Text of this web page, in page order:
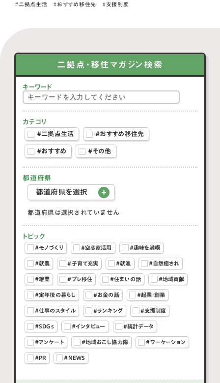
二拠点生活 おすすめ移住先 支援制度
二拠点・移住マガジン検索
キーワード
カテゴリ
#二拠点生活
#おすすめ移住先
#おすすめ #その他
都道府県
都道府県を選択
都道府県は選択されていません
トピック
#モノづくり #空き家活用 #趣味を満喫
#就農 #子育て充実 #就漁 #自然癒され
#継業 #プレ移住 #住まいの話 #地域貢献
#定年後の暮らし #お金の話 #起業・創業
#仕事のスタイル #ランキング #支援制度
#SDGs #インタビュー #統計データ
#アンケート #地域おこし協力隊 #ワーケーション
#PR #NEWS